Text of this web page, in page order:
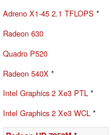
Adreno X1-45 2.1 TFLOPS *
Radeon 630
Quadro P520
Radeon 540X *
Intel Graphics 2 Xe3 PTL *
Intel Graphics 2 Xe3 WCL *